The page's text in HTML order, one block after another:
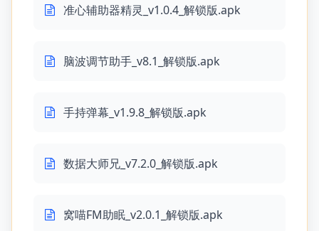
准心辅助器精灵_v1.0.4_解锁版.apk
脑波调节助手_v8.1_解锁版.apk
手持弹幕_v1.9.8_解锁版.apk
数据大师兄_v7.2.0_解锁版.apk
窝喵FM助眠_v2.0.1_解锁版.apk